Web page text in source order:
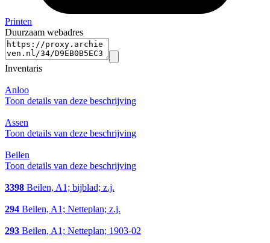
Printen
Duurzaam webadres
Inventaris
Anloo
Toon details van deze beschrijving
Assen
Toon details van deze beschrijving
Beilen
Toon details van deze beschrijving
3398 Beilen, A1; bijblad; z.j.
294 Beilen, A1; Netteplan; z.j.
293 Beilen, A1; Netteplan; 1903-02